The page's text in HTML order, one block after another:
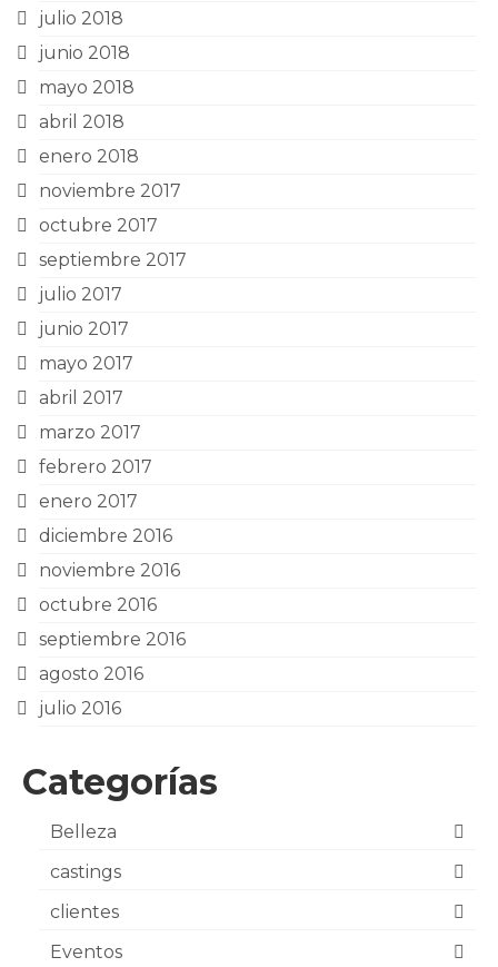
julio 2018
junio 2018
mayo 2018
abril 2018
enero 2018
noviembre 2017
octubre 2017
septiembre 2017
julio 2017
junio 2017
mayo 2017
abril 2017
marzo 2017
febrero 2017
enero 2017
diciembre 2016
noviembre 2016
octubre 2016
septiembre 2016
agosto 2016
julio 2016
Categorías
Belleza
castings
clientes
Eventos